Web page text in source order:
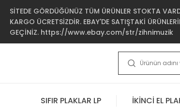
SİTEDE GÖRDÜĞÜNÜZ TÜM ÜRÜNLER STOKTA
KARGO ÜCRETSİZDİR. EBAY'DE SATIŞTAKİ
GEÇİNİZ. https://www.ebay.com/str/zihnimuzik
SIFIR PLAKLAR LP İKİNCİ EL